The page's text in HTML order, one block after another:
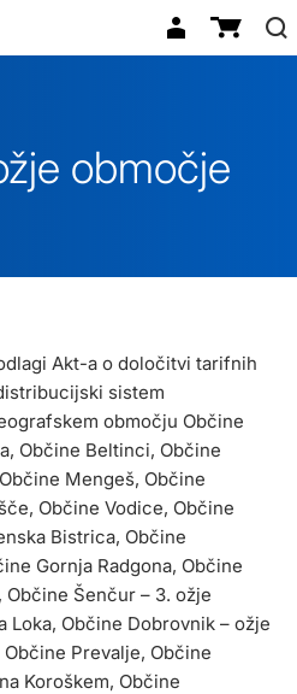
območje
Akt-a o določitvi tarifnih
sistem
območju Občine
Občine Beltinci, Občine
Mengeš, Občine
Občine Vodice, Občine
Bistrica, Občine
Gornja Radgona, Občine
Šenčur – 3. ožje
Loka, Občine Dobrovnik – ožje
Prevalje, Občine
Koroškem, Občine